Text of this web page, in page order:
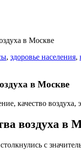
в Москве
, здоровье населения,
в Москве
воздуха в
с